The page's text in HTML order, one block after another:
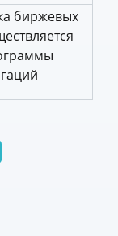
биржевых